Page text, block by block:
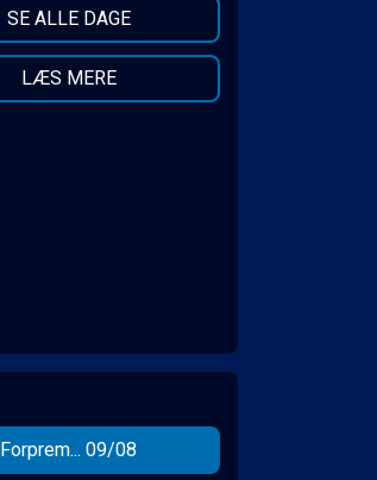
SE ALLE DAGE
LÆS MERE
Forprem... 09/08